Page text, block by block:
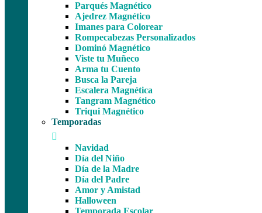
Parqués Magnético
Ajedrez Magnético
Imanes para Colorear
Rompecabezas Personalizados
Dominó Magnético
Viste tu Muñeco
Arma tu Cuento
Busca la Pareja
Escalera Magnética
Tangram Magnético
Triqui Magnético
Temporadas
Navidad
Día del Niño
Día de la Madre
Día del Padre
Amor y Amistad
Halloween